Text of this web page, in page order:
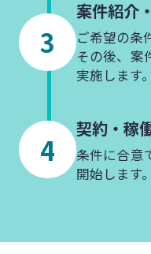
案件紹介・
ご希望の条
その後、案
実施します。
契約・ 稼
条件に合意
開始します。